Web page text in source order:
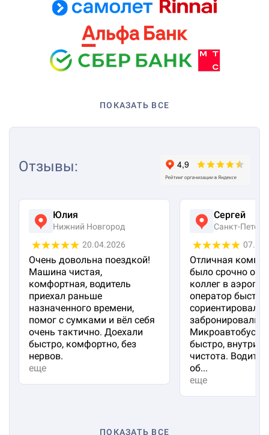
ПОКАЗАТЬ ВСЕ
Отзывы:
Юлия
Нижний Новгород
20.04.2026
Очень довольна поездкой!
Машина чистая,
комфортная, водитель
приехал раньше
назначенного времени,
помог с сумками и вёл себя
очень тактично. Доехали
быстро, комфортно, без
нервов.
еще
Сергей
Санкт-
Отличная
было срочно
коллег в
оператор быстро
сориентировал и
забронировали
Микроавтобус
быстро, внутри
чистота.
об...
еще
ПОКАЗАТЬ ВСЕ